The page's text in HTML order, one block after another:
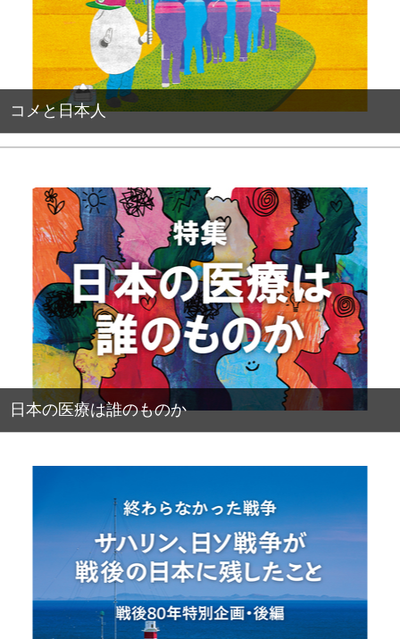
コメと日本人
PR
日本の医療は誰のものか